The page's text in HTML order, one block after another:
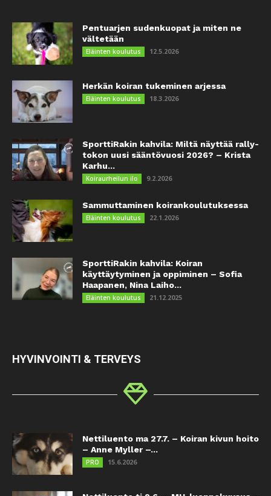
Pentuarjen sudenkuopat ja miten ne
vältetään
Eläinten koulutus 12.5.2026
Herkän koiran tukeminen arjessa
Eläinten koulutus 18.3.2026
SporttiRakin kahvila: Miltä näyttää rally-
tokon uusi sääntövuosi 2026? – Krista
Karhu...
Koiraurheilun ilo 9.2.2026
Sammuttaminen koirankoulutuksessa
Eläinten koulutus 22.1.2026
SporttiRakin kahvila: Koiran
käyttäytyminen ja oppiminen – Sofia
Haapanen, Nina Laiho...
Eläinten koulutus 21.12.2025
HYVINVOINTI & TERVEYS
Nettiluento ma 27.7. – Koiran kivun hoito
– Anne Myller –...
PRO 15.6.2026